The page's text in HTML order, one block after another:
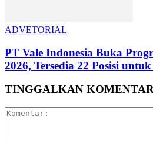
ADVETORIAL
PT Vale Indonesia Buka
2026, Tersedia 22 Posisi
TINGGALKAN